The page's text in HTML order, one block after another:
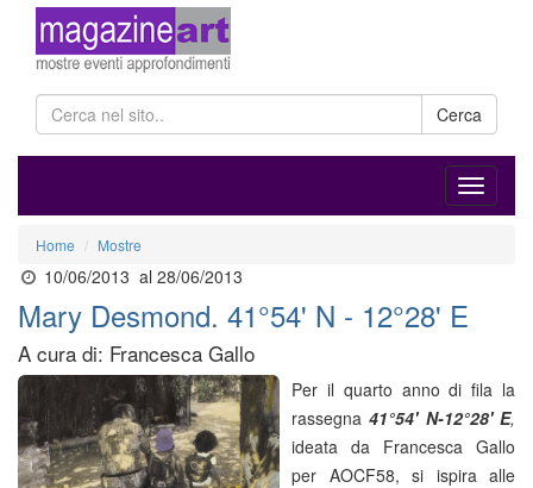
Cerca
Home Mostre
10/06/2013 al 28/06/2013
Mary Desmond. 41°54' N - 12°28' E
A cura di: Francesca Gallo
Per il quarto anno di fila la
rassegna41°54' N-12°28' E,
ideata da Francesca Gallo
per AOCF58, si ispira alle